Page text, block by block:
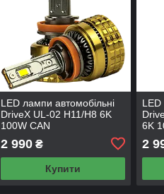
LED лампи автомобільні
DriveX UL-02 H11/H8 6K
100W CAN
2 990₴
Купити
LED
6K
2